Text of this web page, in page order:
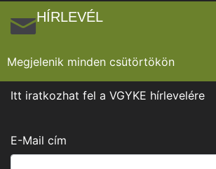
HÍRLEVÉL
Megjelenik minden csütörtökön
Itt iratkozhat fel a VGYKE hírlevelére
E-Mail cím